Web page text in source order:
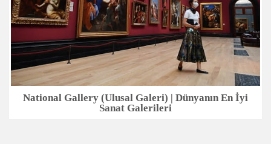
National Gallery (Ulusal Galeri) | Dünyanın En İyi
Sanat Galerileri